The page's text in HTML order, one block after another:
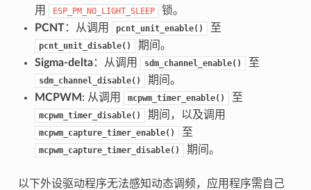
用
ESP_PM_NO_LIGHT_SLEEP
锁。
PCNT：从调用 pcnt_unit_enable() 至
pcnt_unit_disable()
期间。
Sigma-delta：从调用 sdm_channel_enable() 至
sdm_channel_disable()
期间。
MCPWM : 从调用 mcpwm_timer_enable() 至
mcpwm_timer_disable() 期间，以及调用
mcpwm_capture_timer_enable() 至
mcpwm_capture_timer_disable() 期间。
以下外设驱动程序无法感知动态调频，应用程序需自己